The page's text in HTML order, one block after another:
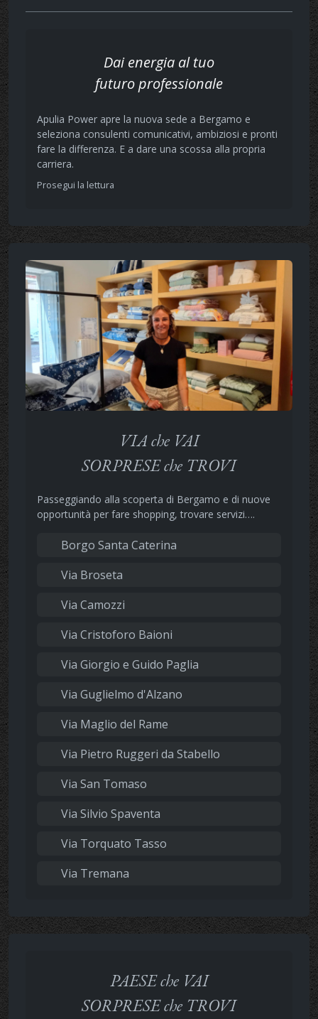
Dai energia al tuo
futuro professionale
Apulia Power apre la nuova sede a Bergamo e
seleziona consulenti comunicativi, ambiziosi e pronti
fare la differenza. E a dare una scossa alla propria
carriera.
Prosegui la lettura
VIA che VAI
SORPRESE che TROVI
Passeggiando alla scoperta di Bergamo e di nuove
opportunità per fare shopping, trovare servizi….
Borgo Santa Caterina
Via Broseta
Via Camozzi
Via Cristoforo Baioni
Via Giorgio e Guido Paglia
Via Guglielmo d'Alzano
Via Maglio del Rame
Via Pietro Ruggeri da Stabello
Via San Tomaso
Via Silvio Spaventa
Via Torquato Tasso
Via Tremana
PAESE che VAI
SORPRESE che TROVI